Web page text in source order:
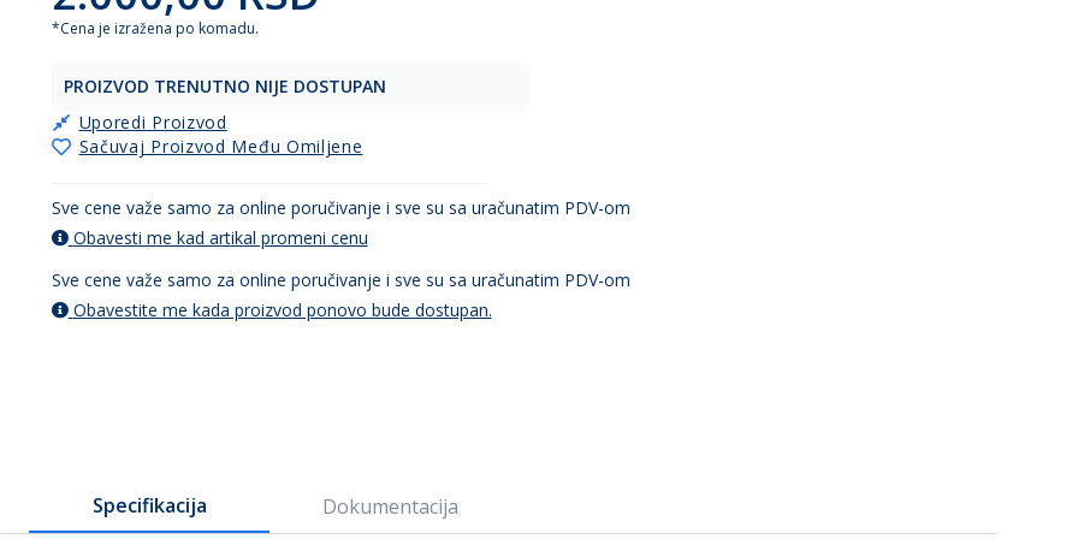
*Cena je izražena po komadu.
PROIZVOD TRENUTNO NIJE DOSTUPAN
Sačuvaj Proizvod Među Omiljene
Uporedi Proizvod
Sve cene važe samo za online poručivanje i sve su sa uračunatim PDV-om
Obavesti me kad artikal promeni cenu
Sve cene važe samo za online poručivanje i sve su sa uračunatim PDV-om
Obavestite me kada proizvod ponovo bude dostupan.
Specifikacija Dokumentacija